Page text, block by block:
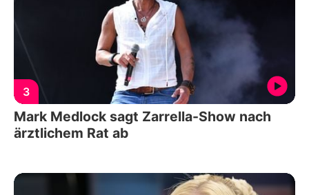
3
Mark Medlock sagt Zarrella-Show nach
ärztlichem Rat ab